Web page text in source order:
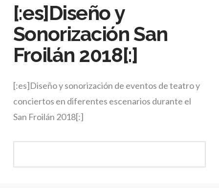
[:es]Diseño y
Sonorización San
Froilán 2018[:]
[:es]Diseño y sonorización de eventos de teatro y
conciertos en diferentes escenarios durante el
San Froilán 2018[:]